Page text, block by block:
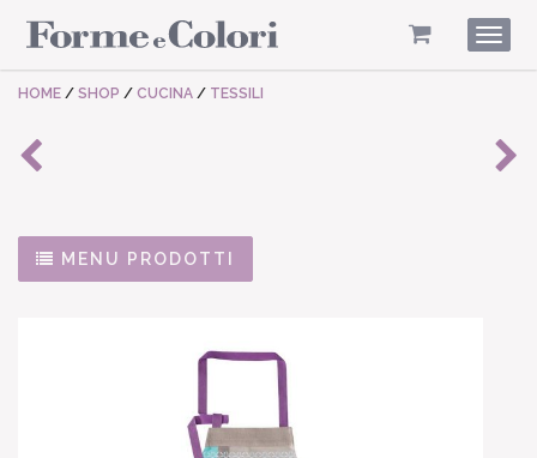
HOME / SHOP / CUCINA / TESSILI
MENU PRODOTTI